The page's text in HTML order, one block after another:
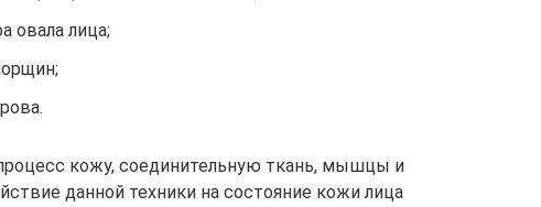
овала лица;
кожу, соединительную ткань, мышцы и
данной техники на состояние кожи лица